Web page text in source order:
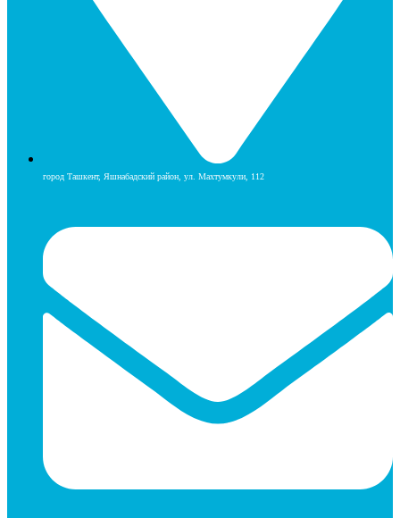
город Ташкент, Яшнабадский район, ул. Махтумкули, 112